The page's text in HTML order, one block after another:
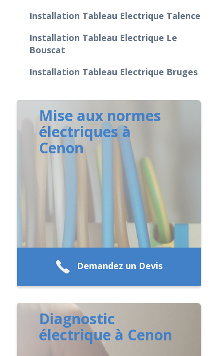
Installation Tableau Electrique Talence
Installation Tableau Electrique Le
Bouscat
Installation Tableau Electrique Bruges
Mise aux normes
électriques à
Cenon
Demandez un Devis
Diagnostic
électrique à Cenon